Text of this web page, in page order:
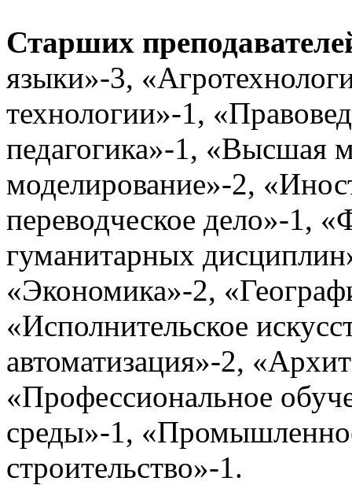
Старших
языки»-3,
технологии»-1,
педагогика»-1, «Высшая
моделирование»-2,
переводческое дело»-1,
гуманитарных
«Экономика»-2,
«Исполнительское
автоматизация»-2,
«Профессиональное
среды»-1,
строительство»-1.